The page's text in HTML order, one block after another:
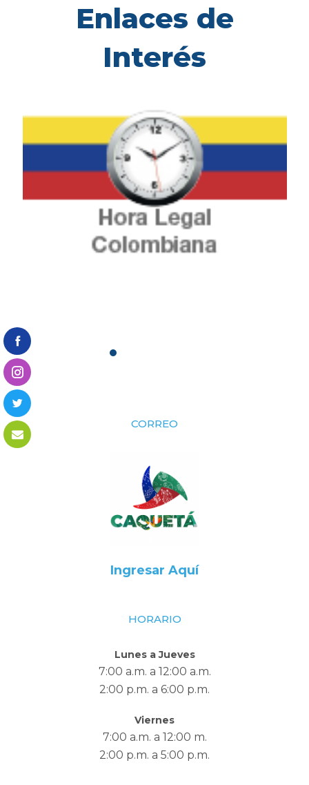
Enlaces de
Interés
CORREO
Ingresar Aquí
HORARIO
Lunes a Jueves
7:00 a.m. a 12:00 a.m.
2:00 p.m. a 6:00 p.m.
Viernes
7:00 a.m. a 12:00 m.
2:00 p.m. a 5:00 p.m.